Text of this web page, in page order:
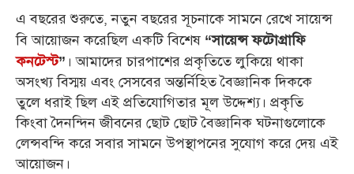
এ বছরের শুরুতে, নতুন বছরের সূচনাকে সামনে রেখে সায়েন্স
বি আয়োজন করেছিল একটি বিশেষ “সায়েন্স ফটোগ্রাফি
কনটেস্ট” । আমাদের চারপাশের প্রকৃতিতে লুকিয়ে থাকা
অসংখ্য বিস্ময় এবং সেসবের অন্তর্নিহিত বৈজ্ঞানিক দিককে
তুলে ধরাই ছিল এই প্রতিযোগিতার মূল উদ্দেশ্য। প্রকৃতি
কিংবা দৈনন্দিন জীবনের ছোট ছোট বৈজ্ঞানিক ঘটনাগুলোকে
লেন্সবন্দি করে সবার সামনে উপস্থাপনের সুযোগ করে দেয় এই
আয়োজন।